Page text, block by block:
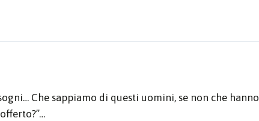
Che sappiamo di questi uomini, se non che